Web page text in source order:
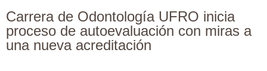
Carrera de Odontología UFRO inicia
proceso de autoevaluación con miras a
una nueva acreditación